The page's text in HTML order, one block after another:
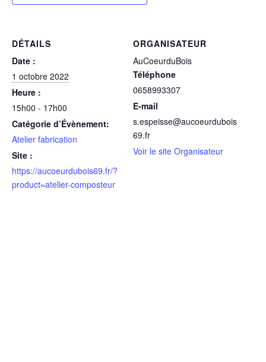
DÉTAILS
Date :
1 octobre 2022
Heure :
15h00 - 17h00
Catégorie d’Évènement:
Atelier fabrication
Site :
https://aucoeurdubois69.fr/?
product=atelier-composteur
ORGANISATEUR
AuCoeurduBois
Téléphone
0658993307
E-mail
s.espeisse@aucoeurdubois
69.fr
Voir le site Organisateur